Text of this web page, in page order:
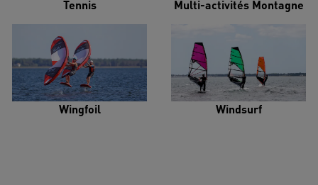
Tennis Multi-activités Montagne
Wingfoil Windsurf